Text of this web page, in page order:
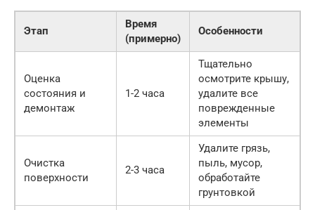
Этап
Время
(примерно)
Особенности
Оценка
состояния и
демонтаж
1-2 часа
Тщательно
осмотрите крышу,
удалите все
поврежденные
элементы
Очистка
поверхности
2-3 часа
Удалите грязь,
пыль, мусор,
обработайте
грунтовкой